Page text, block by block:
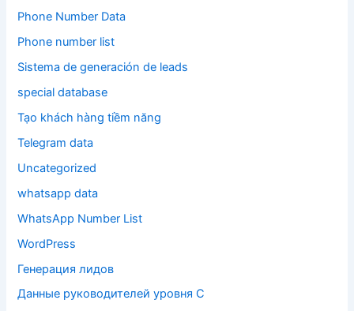
Phone Number Data
Phone number list
Sistema de generación de leads
special database
Tạo khách hàng tiềm năng
Telegram data
Uncategorized
whatsapp data
WhatsApp Number List
WordPress
Генерация лидов
Данные руководителей уровня C